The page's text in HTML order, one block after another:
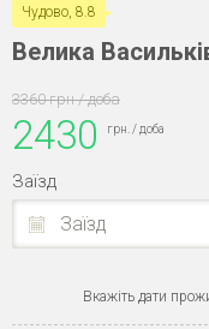
Чудово, 8.8
Велика
3360 грн / доба
2430 грн. / доба
Заїзд
Заїзд
Вкажіть дати